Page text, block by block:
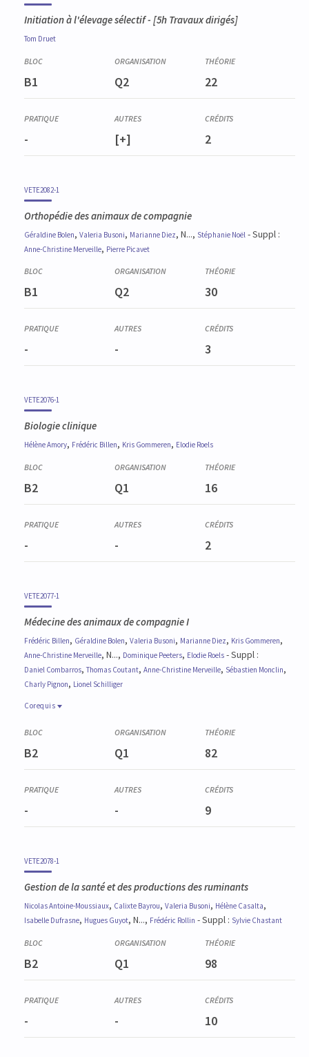
Initiation à l'élevage sélectif- [5h Travaux dirigés]
Tom Druet
B1 Q2 22
- [+] 2
VETE2082-1
Orthopédie des animaux de compagnie
Géraldine Bolen, Valeria Busoni, Marianne Diez, N..., Stéphanie Noël - Suppl :
Anne-Christine Merveille, Pierre Picavet
B1 Q2 30
- - 3
VETE2076-1
Biologie clinique
HélèneAmory, Frédéric Billen, Kris Gommeren, Elodie Roels
B2 Q1 16
- - 2
VETE2077-1
Médecine des animaux de compagnie I
Frédéric Billen, Géraldine Bolen, Valeria Busoni, Marianne Diez, Kris Gommeren,
Anne-Christine Merveille, N..., Dominique Peeters, Elodie Roels - Suppl :
Daniel Combarros, Thomas Coutant, Anne-Christine Merveille, Sébastien Monclin,
Charly Pignon, Lionel Schilliger
Corequis
Corequis
Biologie clinique
B2 Q1 82
- - 9
VETE2078-1
Gestion de la santé et des productions des ruminants
NicolasAntoine-Moussiaux, Calixte Bayrou, Valeria Busoni, Hélène Casalta,
Isabelle Dufrasne, Hugues Guyot, N..., Frédéric Rollin - Suppl : Sylvie Chastant
B2 Q1 98
- - 10